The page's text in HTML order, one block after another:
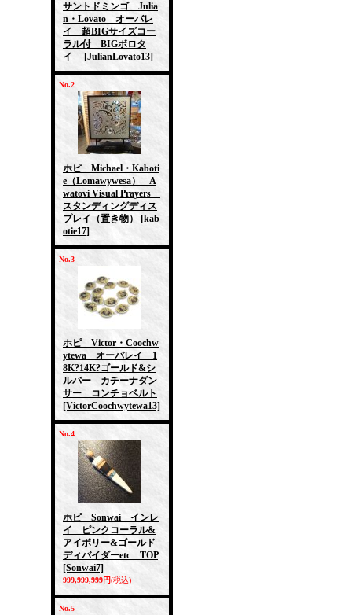
サントドミンゴ Julia
n・Lovato オーバレ
イ 超BIGサイズコー
ラル付 BIGボロタ
イ
[JulianLovato13]
No.2
ホピ Michael・Kaboti
e（Lomawywesa） A
watovi Visual Prayers
スタンディングディス
プレイ（置き物）
[kab
otie17]
No.3
ホピ Victor・Coochw
ytewa オーバレイ 1
8K?14K?ゴールド&シ
ルバー カチーナダン
サー コンチョベルト
[VictorCoochwytewa13]
No.4
ホピ Sonwai インレ
イ ピンクコーラル&
アイボリー&ゴールド
ディバイダーetc TOP
[Sonwai7]
999,999,999円(税込)
No.5